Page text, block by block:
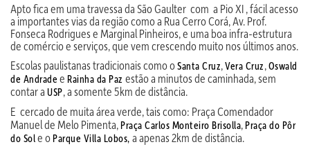
Apto fica em uma travessa da São Gaulter com a Pio XI , fácil acesso
a importantes vias da região como a Rua Cerro Corá, Av. Prof.
Fonseca Rodrigues e Marginal Pinheiros, e uma boa infra-estrutura
de comércio e serviços, que vem crescendo muito nos últimos anos.
Escolas paulistanas tradicionais como oSanta Cruz,Vera Cruz,Oswald
de Andrade e Rainha da Paz estão a minutos de caminhada, sem
contar a USP, a somente 5km de distância.
E cercado de muita área verde, tais como: Praça Comendador
Manuel de Melo Pimenta, Praça Carlos Monteiro Brisolla, Praça do Pôr
do Sole o Parque Villa Lobos, a apenas 2km de distância.